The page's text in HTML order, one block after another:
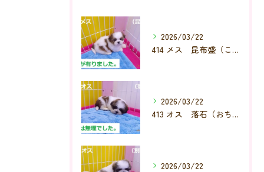
2026/03/22
414 メス 昆布盛（こんぶもり）
2026/03/22
413 オス 落石（おちいし）
2026/03/22